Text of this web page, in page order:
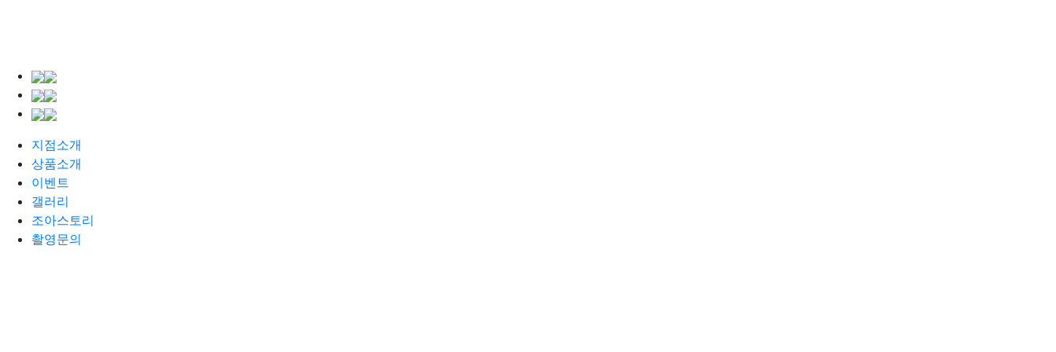
지점소개
상품소개
이벤트
갤러리
조아스토리
촬영문의